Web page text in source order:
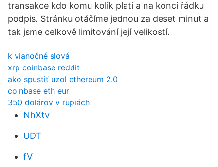
transakce kdo komu kolik platí a na konci řádku
podpis. Stránku otáčíme jednou za deset minut a
tak jsme celkově limitování její velikostí.
k vianočné slová
xrp coinbase reddit
ako spustiť uzol ethereum 2.0
coinbase eth eur
350 dolárov v rupiách
NhXtv
UDT
fV